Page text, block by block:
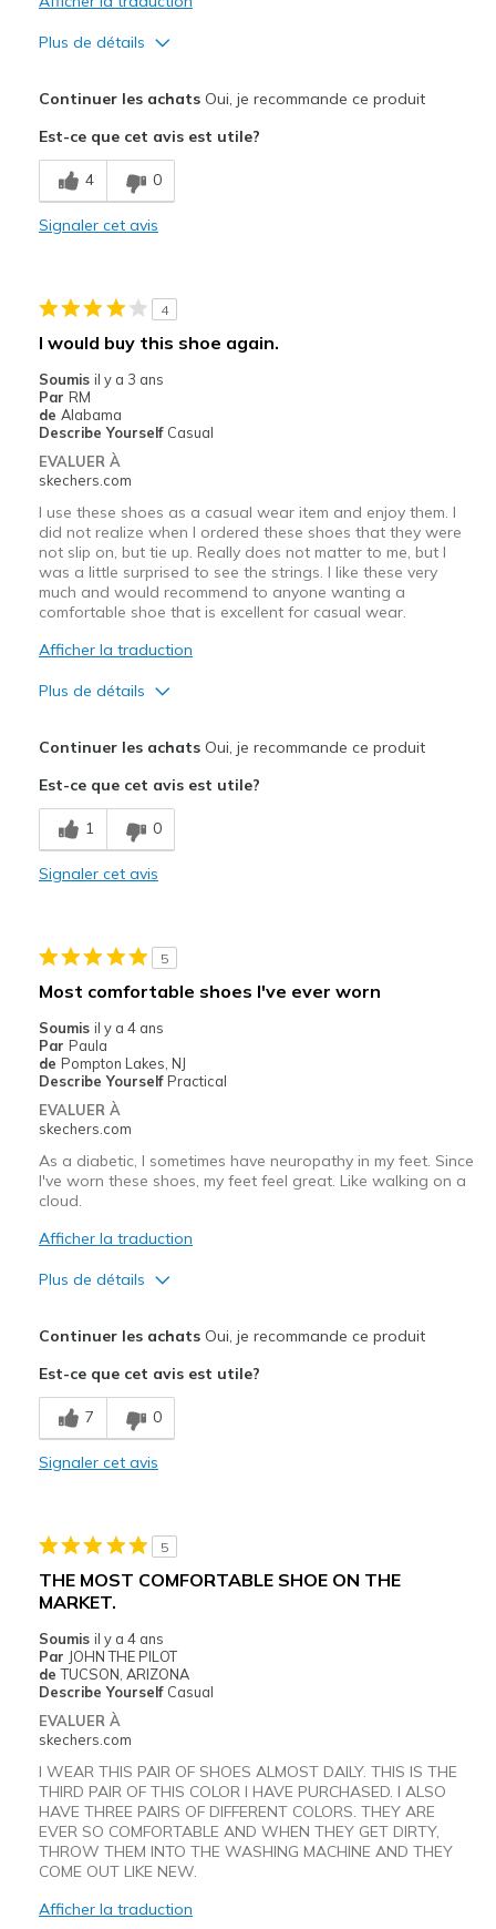
Plus de détails
Breathe Well
Comfortable
power walking
Width
Sizing
View On Shoes
Shoes are for Wearing
Continuer les achatsOui, je recommande ce produit
Est-ce que cet avis est utile?
4 0
Signaler cet avis
4
I would buy this shoe again.
Soumis il y a 3 ans
Par RM
de Alabama
Describe Yourself Casual
EVALUER À
skechers.com
I use these shoes as a casual wear item and enjoy them. I
did not realize when I ordered these shoes that they were
not slip on, but tie up. Really does not matter to me, but I
was a little surprised to see the strings. I like these very
much and would recommend to anyone wanting a
comfortable shoe that is excellent for casual wear.
Afficher la traduction
Plus de détails
Comfortable
Les meilleures utilisations
Casual Wear
Sizing
View On Shoes
Shoes are for Wearing
Continuer les achatsOui, je recommande ce produit
Est-ce que cet avis est utile?
1 0
Signaler cet avis
5
Most comfortable shoes I've ever worn
Soumis il y a 4 ans
Par Paula
de Pompton Lakes, NJ
Describe Yourself Practical
EVALUER À
skechers.com
As a diabetic, I sometimes have neuropathy in my feet. Since
I've worn these shoes, my feet feel great. Like walking on a
cloud.
Afficher la traduction
Plus de détails
Comfortable
Stylish
Sizing
Continuer les achatsOui, je recommande ce produit
Est-ce que cet avis est utile?
7 0
Signaler cet avis
5
THE MOST COMFORTABLE SHOE ON THE
MARKET.
Soumis il y a 4 ans
Par JOHN THE PILOT
de TUCSON, ARIZONA
Describe Yourself Casual
EVALUER À
skechers.com
I WEAR THIS PAIR OF SHOES ALMOST DAILY. THIS IS THE
THIRD PAIR OF THIS COLOR I HAVE PURCHASED. I ALSO
HAVE THREE PAIRS OF DIFFERENT COLORS. THEY ARE
EVER SO COMFORTABLE AND WHEN THEY GET DIRTY,
THROW THEM INTO THE WASHING MACHINE AND THEY
COME OUT LIKE NEW.
Afficher la traduction